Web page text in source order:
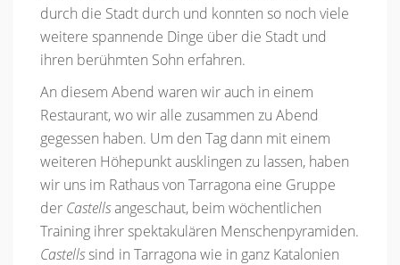
durch die Stadt durch und konnten so noch viele
weitere spannende Dinge über die Stadt und
ihren berühmten Sohn erfahren.
An diesem Abend waren wir auch in einem
Restaurant, wo wir alle zusammen zu Abend
gegessen haben. Um den Tag dann mit einem
weiteren Höhepunkt ausklingen zu lassen, haben
wir uns im Rathaus von Tarragona eine Gruppe
der Castellsangeschaut, beim wöchentlichen
Training ihrer spektakulären Menschenpyramiden.
Castellssind in Tarragona wie in ganz Katalonien